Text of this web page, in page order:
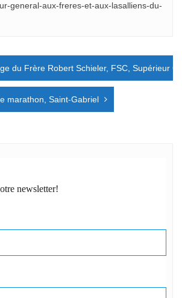
general-aux-freres-et-aux-lasalliens-du-
du Frère Robert Schieler, FSC, Supérieur
marathon, Saint-Gabriel
newsletter!